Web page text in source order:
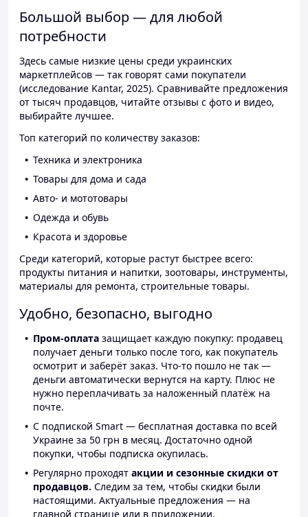
Большой выбор — для любой
потребности
Здесь самые низкие цены среди украинских
маркетплейсов — так говорят сами покупатели
(исследование Kantar, 2025). Сравнивайте предложения
от тысяч продавцов, читайте отзывы с фото и видео,
выбирайте лучшее.
Топ категорий по количеству заказов:
Техника и электроника
Товары для дома и сада
Авто- и мототовары
Одежда и обувь
Красота и здоровье
Среди категорий, которые растут быстрее всего:
продукты питания и напитки, зоотовары, инструменты,
материалы для ремонта, строительные товары.
Удобно, безопасно, выгодно
Пром-оплата защищает каждую покупку: продавец
получает деньги только после того, как покупатель
осмотрит и заберёт заказ. Что-то пошло не так —
деньги автоматически вернутся на карту. Плюс не
нужно переплачивать за наложенный платёж на
почте.
С подпиской Smart — бесплатная доставка по всей
Украине за 50 грн в месяц. Достаточно одной
покупки, чтобы подписка окупилась.
Регулярно проходят акции и сезонные скидки от
продавцов. Следим за тем, чтобы скидки были
настоящими. Актуальные предложения — на
главной странице или в приложении.